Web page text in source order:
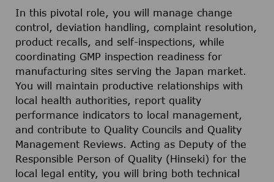
In this pivotal role, you will manage change
control, deviation handling, complaint resolution,
product recalls, and self-inspections, while
coordinating GMP inspection readiness for
manufacturing sites serving the Japan market.
You will maintain productive relationships with
local health authorities, report quality
performance indicators to local management,
and contribute to Quality Councils and Quality
Management Reviews. Acting as Deputy of the
Responsible Person of Quality (Hinseki) for the
local legal entity, you will bring both technical